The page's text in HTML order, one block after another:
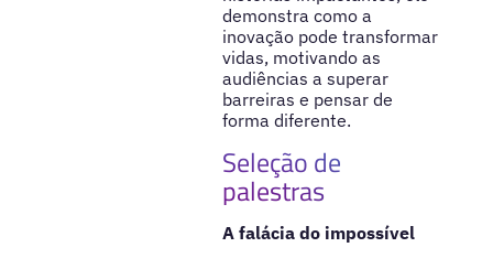
demonstra como a
inovação pode transformar
vidas, motivando as
audiências a superar
barreiras e pensar de
forma diferente.
Seleção de
palestras
A falácia do impossível